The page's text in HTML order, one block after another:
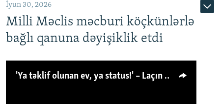
İyun 30, 2026
Milli Məclis məcburi köçkünlərlə
bağlı qanuna dəyişiklik etdi
'Ya təklif olunan ev, ya status!' – Laçın köçkünü: 'Laçından başqa heç hara!'